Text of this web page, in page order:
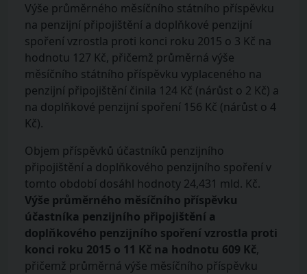
Výše průměrného měsíčního státního příspěvku
na penzijní připojištění a doplňkové penzijní
spoření vzrostla proti konci roku 2015 o 3 Kč na
hodnotu 127 Kč, přičemž průměrná výše
měsíčního státního příspěvku vyplaceného na
penzijní připojištění činila 124 Kč (nárůst o 2 Kč) a
na doplňkové penzijní spoření 156 Kč (nárůst o 4
Kč).
Objem příspěvků účastníků penzijního
připojištění a doplňkového penzijního spoření v
tomto období dosáhl hodnoty 24,431 mld. Kč.
Výše průměrného měsíčního příspěvku
účastníka penzijního připojištění a
doplňkového penzijního spoření vzrostla proti
konci roku 2015 o 11 Kč na hodnotu 609 Kč,
přičemž průměrná výše měsíčního příspěvku